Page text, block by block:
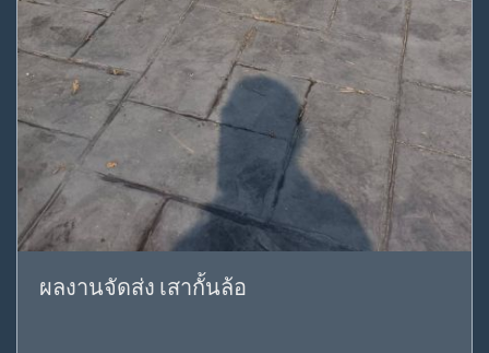
ผลงานจัดส่ง เสากั้นล้อ